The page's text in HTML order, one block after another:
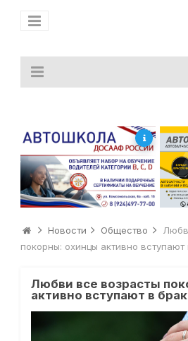
Новости Общество
покорны: охинцы активно
Любви все возрасты
активно вступают в